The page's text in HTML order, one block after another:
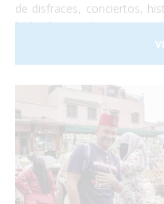
de disfraces, conciertos,
bailes hasta el amanecer,
infinidad de otras
indiferente. Paseos por
visitar cada rincón de la
¡Esto es el Carnaval! Una
deberían probar! Vamos?